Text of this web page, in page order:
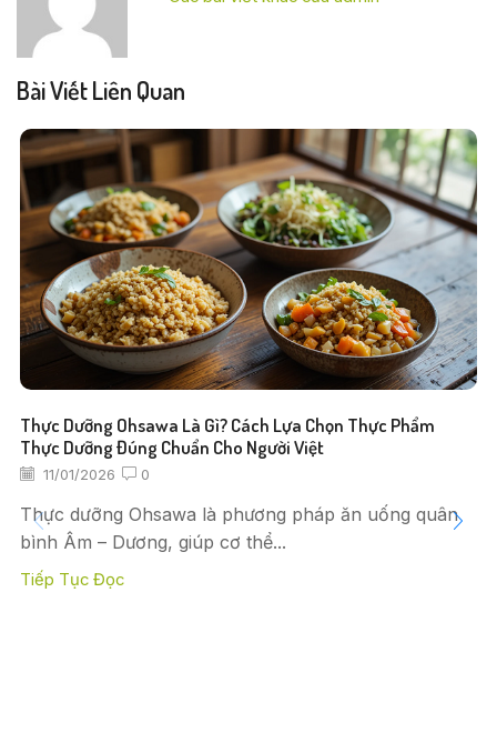
Bài Viết Liên Quan
Thực Dưỡng Ohsawa Là Gì? Cách Lựa Chọn Thực Phẩm
Thực Dưỡng Đúng Chuẩn Cho Người Việt
11/01/2026 0
Thực dưỡng Ohsawa là phương pháp ăn uống quân
bình Âm – Dương, giúp cơ thể...
Tiếp Tục Đọc